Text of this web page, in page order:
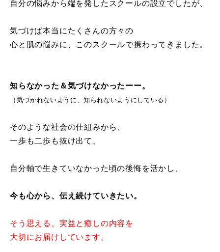
自分の悩みから端を発したスクールの設立でしたが、
気づけば本当にたくさんの方々の
心と肌の悩みに、このスクールで携わってきました。
知らなかった＆気づけなかったーー。
（気づかれないように、知られないようにしている）
そのような社会の仕組みから、
一歩も二歩も抜け出て、
自分軸で生きていなかった頃の後悔を活かし、
今も心から、伝え続けていきたい。
そう思える、実益と癒しの内容を
大切にお届けしています。